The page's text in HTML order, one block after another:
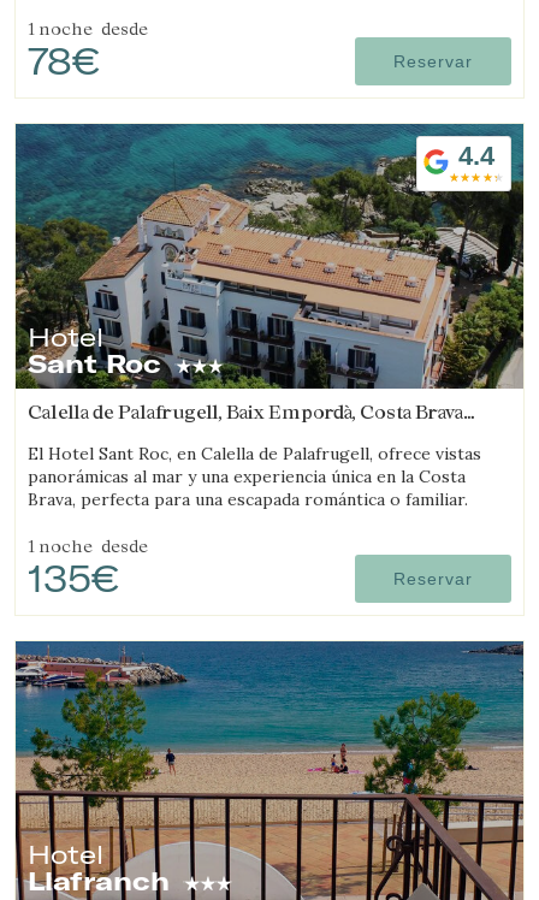
1 noche desde
78€ Reservar
4.4
Hotel
Sant Roc
Calella de Palafrugell, Baix Empordà, Costa Brava
El Hotel Sant Roc, en Calella de Palafrugell, ofrece vistas
panorámicas al mar y una experiencia única en la Costa
Brava, perfecta para una escapada romántica o familiar.
1 noche desde
135€ Reservar
Hotel
Llafranch